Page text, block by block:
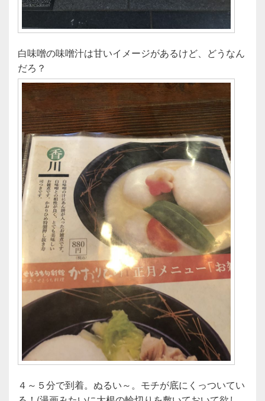
白味噌の味噌汁は甘いイメージがあるけど、どうなん
だろ？
４～５分で到着。ぬるい～。モチが底にくっついてい